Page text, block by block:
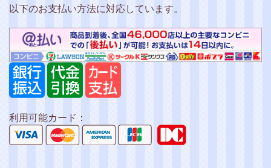
以下のお支払い方法に対応しています。
利用可能カード：